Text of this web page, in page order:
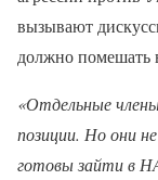
вызывают
должно
«Отдельные
позиции. Но они
готовы зайти в